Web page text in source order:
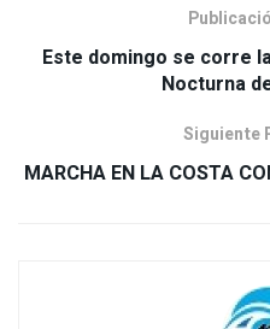
Este domingo se corre
Nocturna
Siguiente
MARCHA EN LA COSTA